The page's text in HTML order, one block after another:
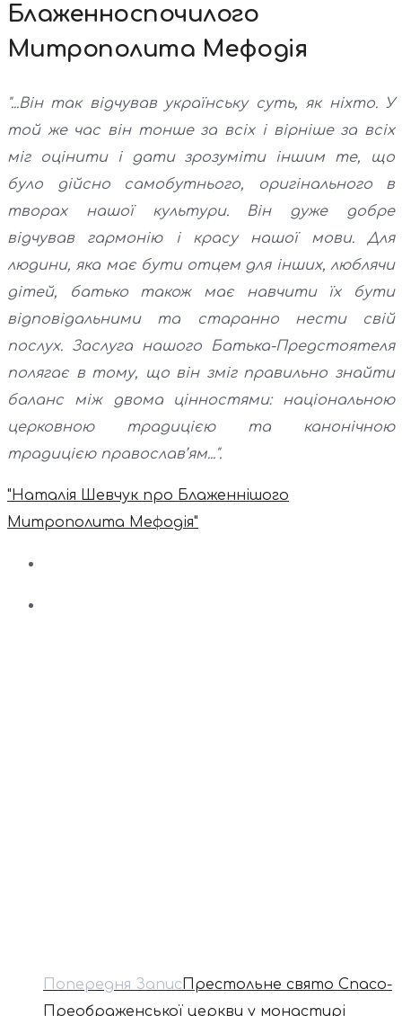
Блаженноспочилого
Митрополита Мефодія
"...Він так відчував українську суть, як ніхто. У
той же час він тонше за всіх і вірніше за всіх
міг оцінити і дати зрозуміти іншим те, що
було дійсно самобутнього, оригінального в
творах нашої культури. Він дуже добре
відчував гармонію і красу нашої мови. Для
людини, яка має бути отцем для інших, люблячи
дітей, батько також має навчити їх бути
відповідальними та старанно нести свій
послух. Заслуга нашого Батька-Предстоятеля
полягає в тому, що він зміг правильно знайти
баланс між двома цінностями: національною
церковною традицією та канонічною
традицією православ’ям...".
"Наталія Шевчук про Блаженнішого
Митрополита Мефодія"
Попередня ЗаписПрестольне свято Спасо-
Преображенської церкви у монастирі